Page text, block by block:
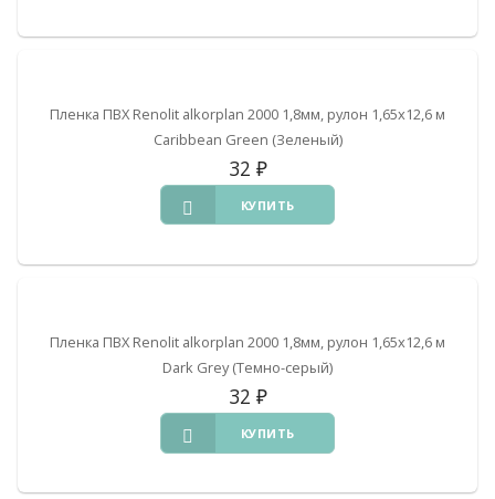
Пленка ПВХ Renolit alkorplan 2000 1,8мм, рулон 1,65х12,6 м
Caribbean Green (Зеленый)
32 ₽
КУПИТЬ
Пленка ПВХ Renolit alkorplan 2000 1,8мм, рулон 1,65х12,6 м
Dark Grey (Темно-серый)
32 ₽
КУПИТЬ